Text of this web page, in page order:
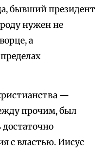
бывший президент
нужен не
а
—
прочим, был
с властью. Иисус